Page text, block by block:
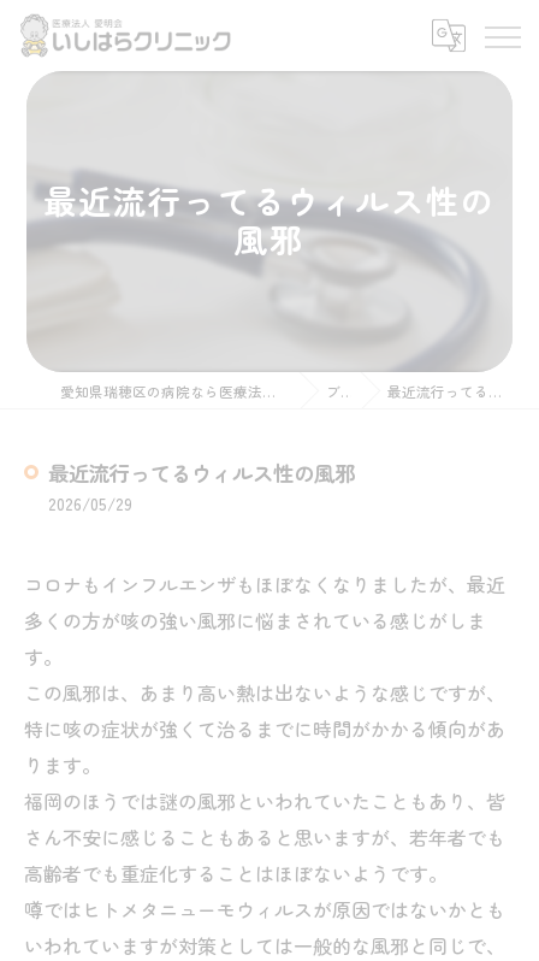
最近流行ってるウィルス性の
風邪
愛知県瑞穂区の病院なら医療法人愛明会いしはらクリニック ブログ 最近流行ってるウィルス性の風邪
最近流行ってるウィルス性の風邪
2026/05/29
コロナもインフルエンザもほぼなくなりましたが、最近
多くの方が咳の強い風邪に悩まされている感じがしま
す。
この風邪は、あまり高い熱は出ないような感じですが、
特に咳の症状が強くて治るまでに時間がかかる傾向があ
ります。
福岡のほうでは謎の風邪といわれていたこともあり、皆
さん不安に感じることもあると思いますが、若年者でも
高齢者でも重症化することはほぼないようです。
噂ではヒトメタニューモウィルスが原因ではないかとも
いわれていますが対策としては一般的な風邪と同じで、